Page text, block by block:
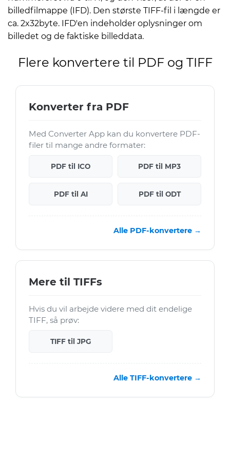
billedfilmappe (IFD). Den største TIFF-fil i længde er
ca. 2x32byte. IFD'en indeholder oplysninger om
billedet og de faktiske billeddata.
Flere konvertere til PDF og TIFF
Konverter fra PDF
Med Converter App kan du konvertere PDF-
filer til mange andre formater:
PDF til ICO PDF til MP3
PDF til AI PDF til ODT
Alle PDF-konvertere →
Mere til TIFFs
Hvis du vil arbejde videre med dit endelige
TIFF, så prøv:
TIFF til JPG
Alle TIFF-konvertere →